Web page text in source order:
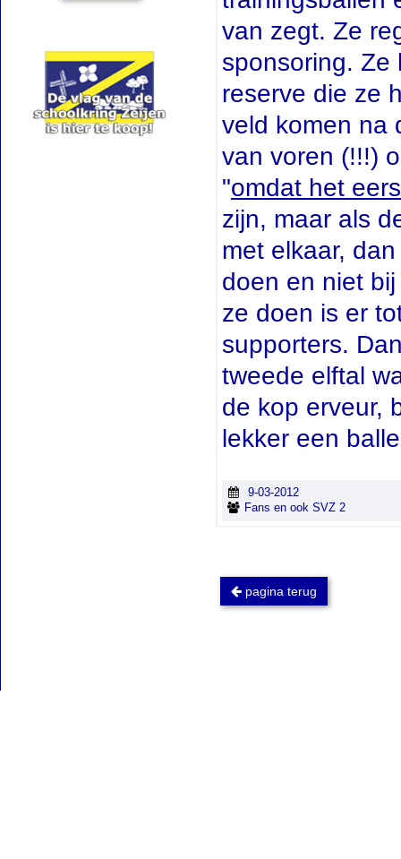
van zegt. Ze
sponsoring. Ze
reserve die ze
veld komen na
van voren (!!!)
"omdat het
zijn, maar als
met elkaar,
doen en niet
ze doen is er
supporters.
tweede elftal
de kop erveur,
lekker een
9-03-2012
Fans en ook SVZ 2
pagina terug